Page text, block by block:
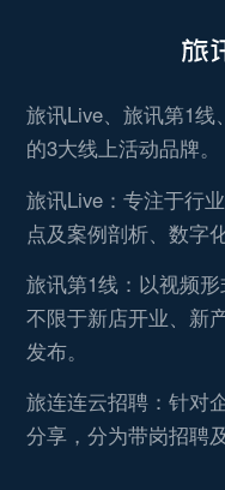
旅讯Live、旅讯第1
的3大线上活动品牌。
旅讯Live：专注于行
点及案例剖析、数字
旅讯第1线：以视频
不限于新店开业、新
发布。
旅连连云招聘：针对
分享，分为带岗招聘